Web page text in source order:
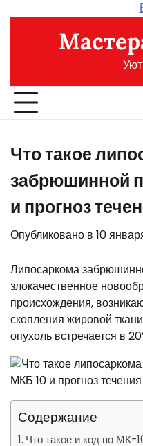
содержимому
Что такое
забрюшинной
и прогноз
Опубликовано в 10
Липосаркома
злокачественное
происхождения,
скопления жировой
опухоль встречается в
Содержание
Что такое и код по МК-